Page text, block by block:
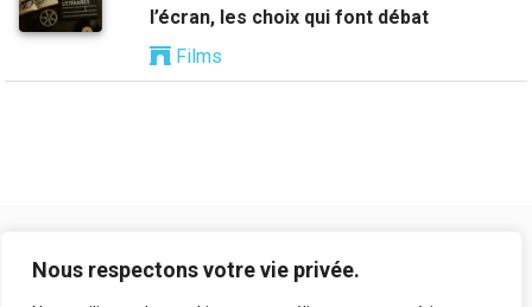
Nous respectons votre vie privée.
l’écran, les choix qui font débat
Films